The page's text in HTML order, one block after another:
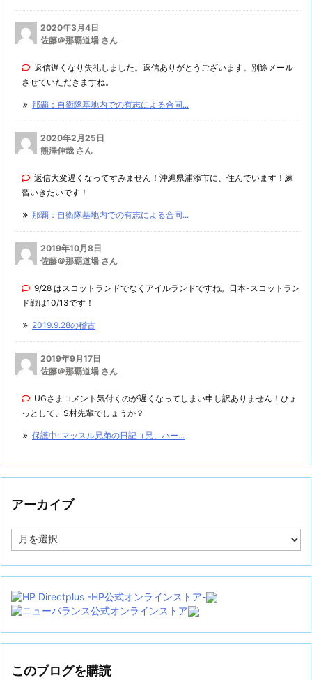
2020年3月4日
佐藤＠那覇道場 さん
返信遅くなり失礼しました。返信ありがとうございます。別途メール
させていただきますね。
那覇：自衛隊基地内での有志による合同...
2020年2月25日
熊澤伸哉 さん
返信大変遅くなってすみません！沖縄県浦添市に、住んでいます！練
習いきたいです！
那覇：自衛隊基地内での有志による合同...
2019年10月8日
佐藤＠那覇道場 さん
9/28 はスコットランドでなくアイルランドですね。日本-スコットラン
ド戦は10/13です！
2019.9.28の稽古
2019年9月17日
佐藤＠那覇道場 さん
UGさまコメント気付くのが遅くなってしまい申し訳ありません！ひょ
っとして、S村先輩でしょうか？
保護中: マッスル兄弟の日記（兄、ハー...
アーカイブ
ー
イ
このブログを購読